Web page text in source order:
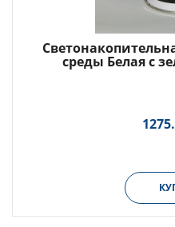
среды Белая с